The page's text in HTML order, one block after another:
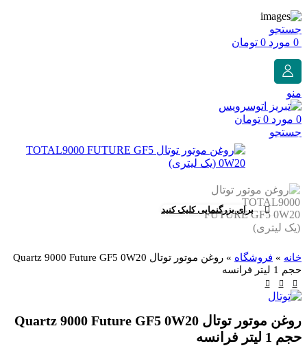
جستجو
0 مورد 0 تومان
منو
0 مورد 0 تومان
جستجو
برای بزرگنمایی کلیک کنید
خانه » فروشگاه »
روغن موتور توتال Quartz 9000 Future GF5 0W20
حجم 1 لیتر فرانسه
روغن موتور توتال Quartz 9000 Future GF5 0W20
حجم 1 لیتر فرانسه